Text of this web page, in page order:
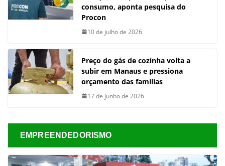
consumo, aponta pesquisa do
Procon
10 de julho de 2026
Preço do gás de cozinha volta a
subir em Manaus e pressiona
orçamento das famílias
17 de junho de 2026
EMPREENDEDORISMO